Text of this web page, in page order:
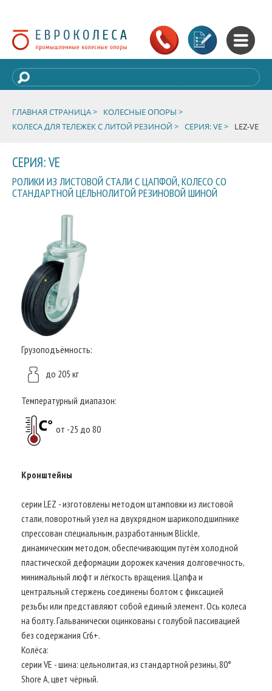
ГЛАВНАЯ СТРАНИЦА >
КОЛЕСНЫЕ ОПОРЫ >
КОЛЕСА ДЛЯ ТЕЛЕЖЕК С ЛИТОЙ РЕЗИНОЙ > СЕРИЯ: VE > LEZ-VE
СЕРИЯ: VE
РОЛИКИ ИЗ ЛИСТОВОЙ СТАЛИ С ЦАПФОЙ, КОЛЕСО СО
СТАНДАРТНОЙ ЦЕЛЬНОЛИТОЙ РЕЗИНОВОЙ ШИНОЙ
Грузоподъёмность:
до 205 кг
Температурный диапазон:
от -25 до 80
Кронштейны
серии LEZ - изготовлены методом штамповки из листовой
стали, поворотный узел на двухрядном шарикоподшипнике
спрессован специальным, разработанным Blickle,
динамическим методом, обеспечивающим путём холодной
пластической деформации дорожек качения долговечность,
минимальный люфт и лёгкость вращения. Цапфа и
центральный стержень соединены болтом с фиксацией
резьбы или представляют собой единый элемент. Ось колеса
на болту. Гальванически оцинкованы с голубой пассивацией
без содержания Cr6+.
Колёса:
серии VE - шина: цельнолитая, из стандартной резины, 80°
Shore A, цвет чёрный.